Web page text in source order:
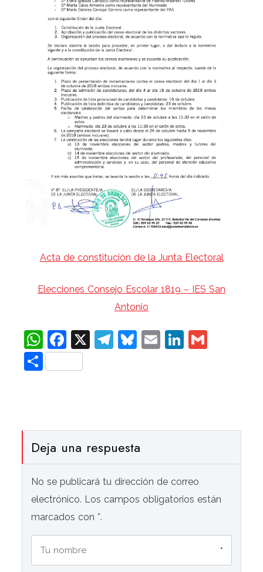
Acta de constitución de la Junta Electoral
Elecciones Consejo Escolar 1819 – IES San
Antonio
WhatsApp
Facebook
X Telegram
Bluesky
EmailLinkedIn
Compartir
Deja una respuesta
No se publicará tu dirección de correo
electrónico. Los campos obligatorios están
marcados con *.
*